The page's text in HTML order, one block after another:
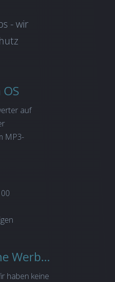
- wir
auf
MP3-
Kostenlos, sicher, geschützt, keine Werbung
haben keine